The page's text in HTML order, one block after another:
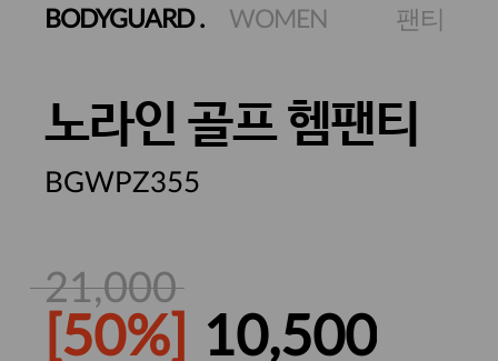
BODYGUARD. WOMEN 팬티
노라인 골프 헴팬티
BGWPZ355
21,000
[50%] 10,500